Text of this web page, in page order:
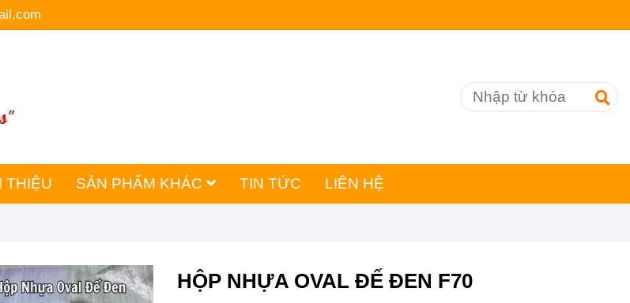
THIỆU SẢN PHẨM KHÁC TIN TỨC LIÊN HỆ
HỘP NHỰA OVAL ĐẾ ĐEN F70